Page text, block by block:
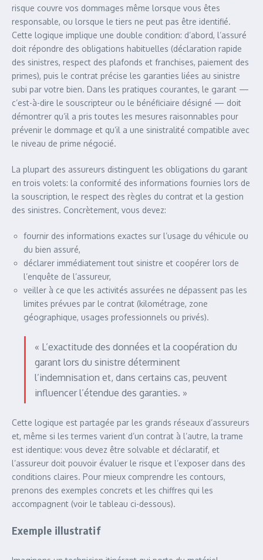
risque couvre vos dommages même lorsque vous êtes
responsable, ou lorsque le tiers ne peut pas être identifié.
Cette logique implique une double condition: d’abord, l’assuré
doit répondre des obligations habituelles (déclaration rapide
des sinistres, respect des plafonds et franchises, paiement des
primes), puis le contrat précise les garanties liées au sinistre
subi par votre bien. Dans les pratiques courantes, le garant —
c’est-à-dire le souscripteur ou le bénéficiaire désigné — doit
démontrer qu’il a pris toutes les mesures raisonnables pour
prévenir le dommage et qu’il a une sinistralité compatible avec
le niveau de prime négocié.
La plupart des assureurs distinguent les obligations du garant
en trois volets: la conformité des informations fournies lors de
la souscription, le respect des règles du contrat et la gestion
des sinistres. Concrètement, vous devez:
fournir des informations exactes sur l’usage du véhicule ou
du bien assuré,
déclarer immédiatement tout sinistre et coopérer lors de
l’enquête de l’assureur,
veiller à ce que les activités assurées ne dépassent pas les
limites prévues par le contrat (kilométrage, zone
géographique, usages professionnels ou privés).
« L’exactitude des données et la coopération du
garant lors du sinistre déterminent
l’indemnisation et, dans certains cas, peuvent
influencer l’étendue des garanties. »
Cette logique est partagée par les grands réseaux d’assureurs
et, même si les termes varient d’un contrat à l’autre, la trame
est identique: vous devez être solvable et déclaratif, et
l’assureur doit pouvoir évaluer le risque et l’exposer dans des
conditions claires. Pour mieux comprendre les contours,
prenons des exemples concrets et les chiffres qui les
accompagnent (voir le tableau ci-dessous).
Exemple illustratif